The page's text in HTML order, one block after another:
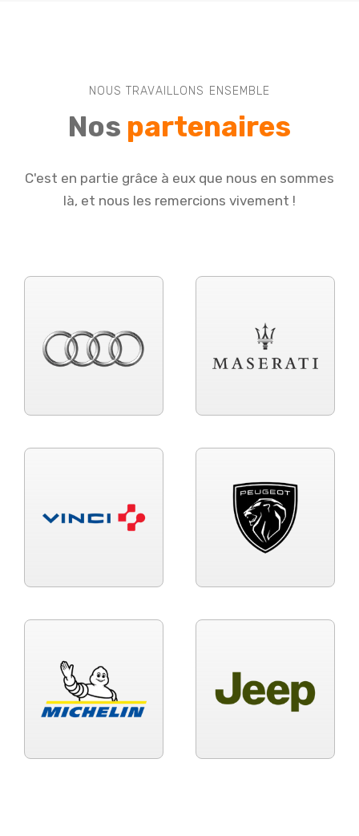
NOUS TRAVAILLONS ENSEMBLE
Nos partenaires
C'est en partie grâce à eux que nous en sommes
là, et nous les remercions vivement !